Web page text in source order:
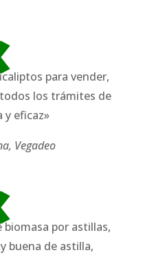
para vender,
los trámites de
y eficaz»
Vegadeo
biomasa por astillas,
buena de astilla,